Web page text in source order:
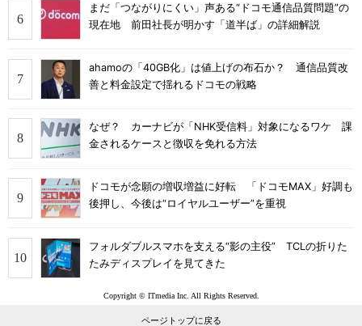
まだ「つながりにくい」声ある“ドコモ通信品質問題”の
現在地 前田社長が明かす「道半ば」の詳細解説
ahamoの「40GB化」は値上げの布石か？ 通信品質改
善と料金設定で揺れるドコモの戦略
なぜ？ カーナビが「NHK受信料」対象になるワケ 課
金されるケースと徴収を免れる方法
ドコモが念願の増収増益に好転 「ドコモMAX」好調も
後押し、今後は“ロイヤルユーザー”を重視
フォルダブルスマホを支える“影の主役” TCLの折りた
たみディスプレイを見てきた
Copyright © ITmedia Inc. All Rights Reserved.
ページトップに戻る